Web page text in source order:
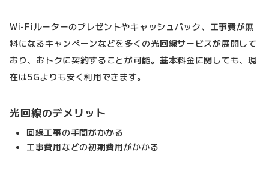
Wi-Fiルーターのプレゼントやキャッシュバック、工事費が無
料になるキャンペーンなどを多くの光回線サービスが展開して
おり、おトクに契約することが可能。基本料金に関しても、現
在は5Gよりも安く利用できます。
光回線のデメリット
回線工事の手間がかかる
工事費用などの初期費用がかかる